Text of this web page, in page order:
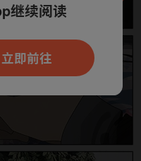
可打开App新用
看
继续阅读
立即前往